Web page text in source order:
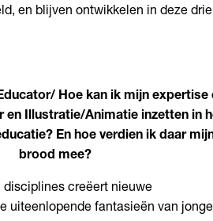
en blijven ontwikkelen in deze drie
Hoe kan ik mijn expertise
en Illustratie/Animatie inzetten in
En hoe verdien ik daar
brood mee?
disciplines creëert nieuwe
uiteenlopende fantasieën van jonge